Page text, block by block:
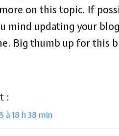
on this topic. If
mind updating your
Big thumb up for this
:
à 18 h 38 min